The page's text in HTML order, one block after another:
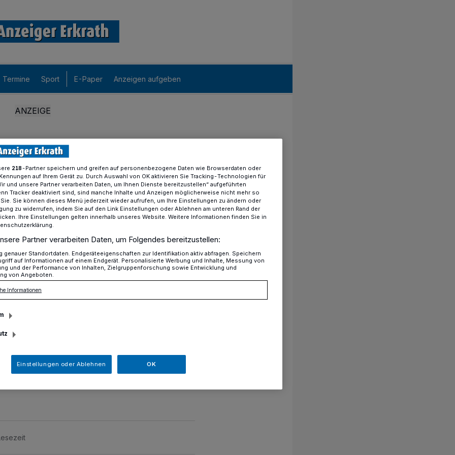
Termine Sport E-Paper Anzeigen aufgeben
Graffitis an Gartenzäunen
kam es Am Thieleshof im
gleich zu einer Mehrzahl von
218-Partner speichern und greifen auf personenbezogene Daten wie Browserdaten oder
auf Ihrem Gerät zu. Durch Auswahl von OK aktivieren Sie Tracking-Technologien für
und unsere Partner verarbeiten Daten, um Ihnen Dienste bereitzustellen“ aufgeführten
Tracker deaktiviert sind, sind manche Inhalte und Anzeigen möglicherweise nicht mehr so
Sie können dieses Menü jederzeit wieder aufrufen, um Ihre Einstellungen zu ändern oder
zu widerrufen, indem Sie auf den Link Einstellungen oder Ablehnen am unteren Rand der
Ihre Einstellungen gelten innerhalb unseres Website. Weitere Informationen finden Sie in
Partner verarbeiten Daten, um Folgendes bereitzustellen:
genauer Standortdaten. Endgeräteeigenschaften zur Identifikation aktiv abfragen. Speichern
auf Informationen auf einem Endgerät. Personalisierte Werbung und Inhalte, Messung von
und der Performance von Inhalten, Zielgruppenforschung sowie Entwicklung und
von Angeboten.
Informationen
Einstellungen oder Ablehnen OK